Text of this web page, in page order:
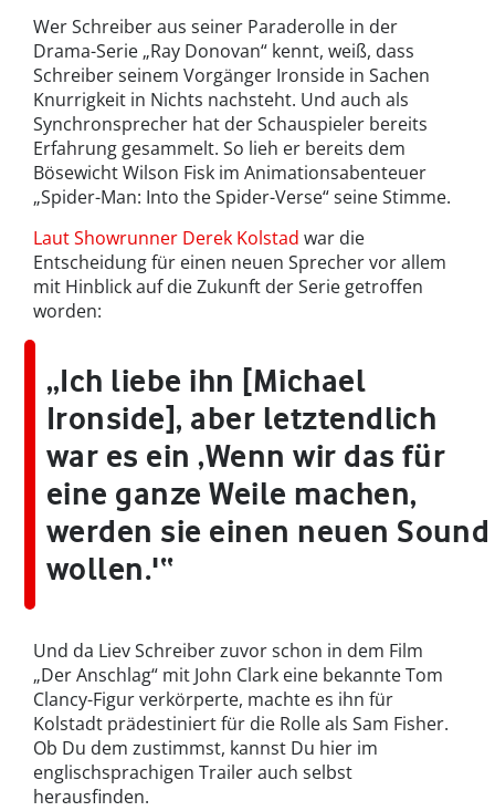
Wer Schreiber aus seiner Paraderolle in der
Drama-Serie „Ray Donovan“ kennt, weiß, dass
Schreiber seinem Vorgänger Ironside in Sachen
Knurrigkeit in Nichts nachsteht. Und auch als
Synchronsprecher hat der Schauspieler bereits
Erfahrung gesammelt. So lieh er bereits dem
Bösewicht Wilson Fisk im Animationsabenteuer
„Spider-Man: Into the Spider-Verse“ seine Stimme.
Laut Showrunner Derek Kolstad war die
Entscheidung für einen neuen Sprecher vor allem
mit Hinblick auf die Zukunft der Serie getroffen
worden:
„Ich liebe ihn [Michael
Ironside], aber letztendlich
war es ein ‚Wenn wir das für
eine ganze Weile machen,
werden sie einen neuen Sound
wollen.'“
Und da Liev Schreiber zuvor schon in dem Film
„Der Anschlag“ mit John Clark eine bekannte Tom
Clancy-Figur verkörperte, machte es ihn für
Kolstadt prädestiniert für die Rolle als Sam Fisher.
Ob Du dem zustimmst, kannst Du hier im
englischsprachigen Trailer auch selbst
herausfinden.